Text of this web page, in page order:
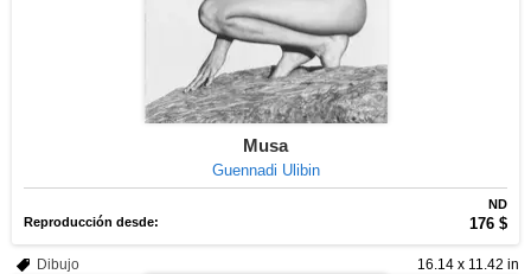
Musa
Guennadi Ulibin
ND
Reproducción desde:
176 $
16.14 x 11.42 in
Dibujo